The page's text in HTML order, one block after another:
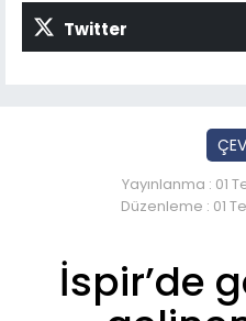
Twitter
Yayınlanma : 01
Düzenleme : 01
İspir’de